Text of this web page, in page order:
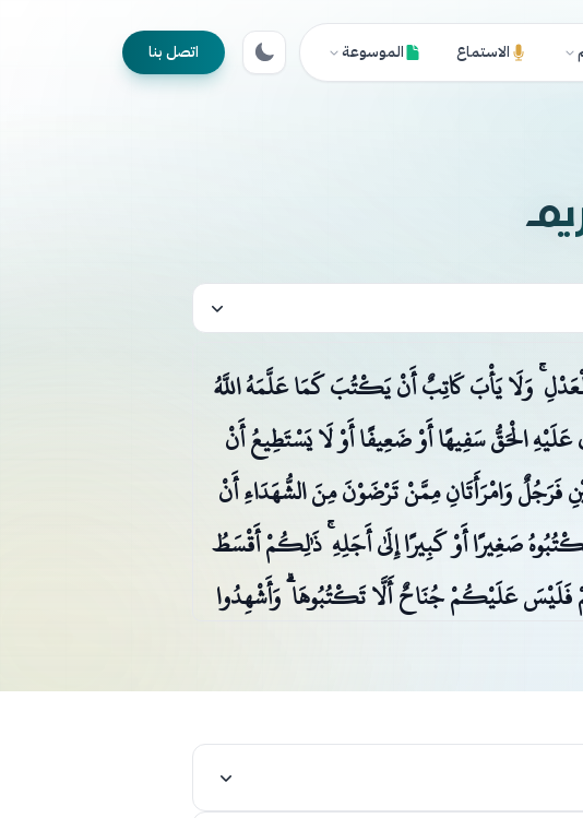
الاستماع الموسوعة اتصل بنا
وَلَا يَأْبَ كَاتِبٌ أَنْ يَكْتُبَ كَمَا عَلَّمَهُ اللَّهُ
الْحَقُّ سَفِيهًا أَوْ ضَعِيفًا أَوْ لَا يَسْتَطِيعُ أَنْ
وَامْرَأَتَانِ مِمَّنْ تَرْضَوْنَ مِنَ الشُّهَدَاءِ أَنْ
صَغِيرًا أَوْ كَبِيرًا إِلَىٰ أَجَلِهِ ۚ ذَٰلِكُمْ أَقْسَطُ
فَلَيْسَ عَلَيْكُمْ جُنَاحٌ أَلَّا تَكْتُبُوهَا ۗ وَأَشْهِدُوا